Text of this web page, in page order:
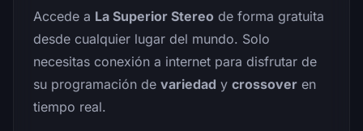
Accede a La Superior Stereo de forma gratuita
desde cualquier lugar del mundo. Solo
necesitas conexión a internet para disfrutar de
su programación de variedad y crossover en
tiempo real.